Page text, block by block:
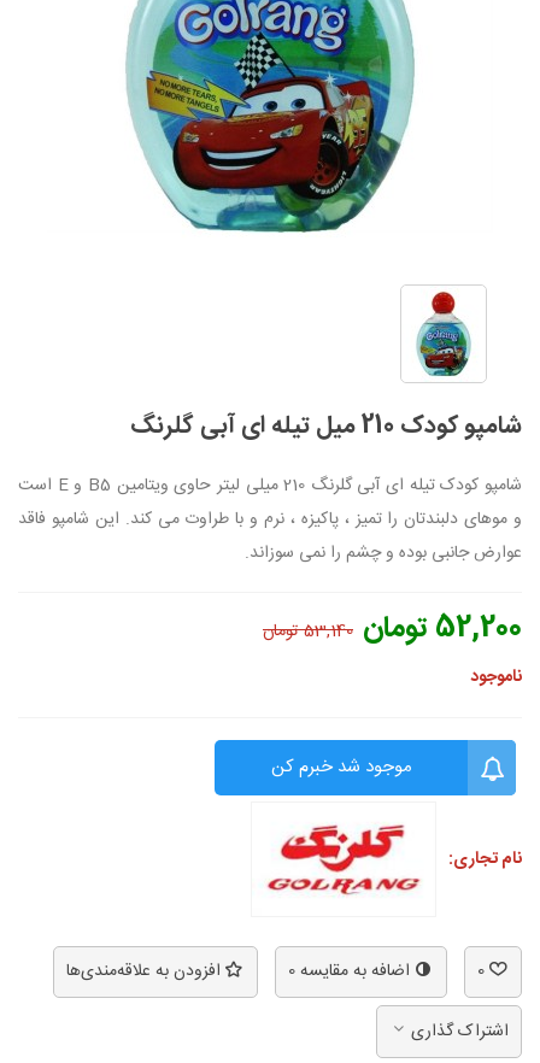
شامپو کودک 210 میل تیله ای آبی گلرنگ
شامپو کودک تیله ای آبی گلرنگ 210 میلی لیتر حاوی ویتامین B5 و E است
و موهای دلبندتان را تمیز ، پاکیزه ، نرم و با طراوت می کند. این شامپو فاقد
عوارض جانبی بوده و چشم را نمی سوزاند.
52,200 تومان
53,140 تومان
ناموجود
موجود شد خبرم کن
نام تجاری:
0 اضافه به مقایسه0 افزودن به علاقه‌مندی‌ها
اشتراک گذاری